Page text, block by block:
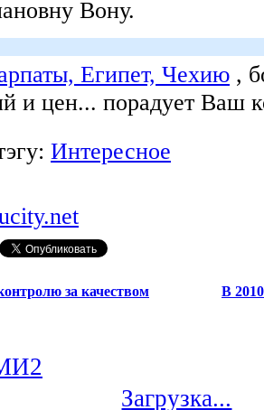
Вону.
Египет, Чехию ,
и цен... порадует Ваш
Интересное
за качеством
В
Загрузка...